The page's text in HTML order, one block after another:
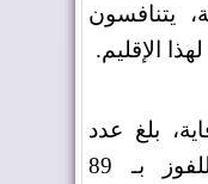
يتنافسون
الإقليم.
بلغ عدد
المرشحين المتنافسين للفوز بـ 89